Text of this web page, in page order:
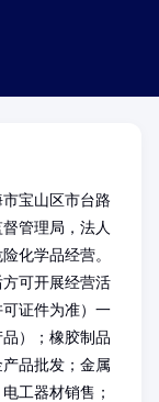
宝山区市台路
管理局，法人
化学品经营。
方可开展经营活
证件为准）一
）；橡胶制品
品批发；金属
工器材销售；